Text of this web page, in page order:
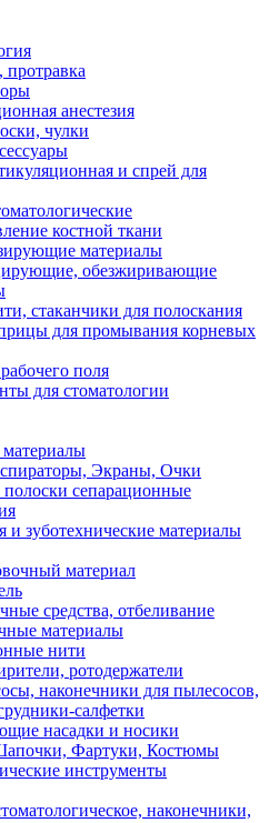
анестезия
чулки
и спрей для
костной ткани
материалы
обезжиривающие
стаканчики для полоскания
для промывания корневых
поля
для стоматологии
Экраны, Очки
сепарационные
и зуботехнические материалы
материал
средства, отбеливание
материалы
нити
ротодержатели
наконечники для пылесосов,
салфетки
насадки и носики
Фартуки, Костюмы
инструменты
наконечники,